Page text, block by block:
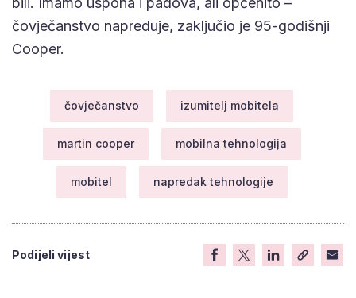
čovječanstvo napreduje, zaključio je 95-godišnji
Cooper.
čovječanstvo izumitelj mobitela
martin cooper mobilna tehnologija
mobitel napredak tehnologije
Podijeli vijest